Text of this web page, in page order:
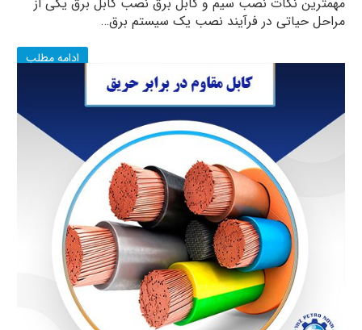
مراحل حیاتی در فرآیند نصب یک سیستم برق…
ادامه مطلب